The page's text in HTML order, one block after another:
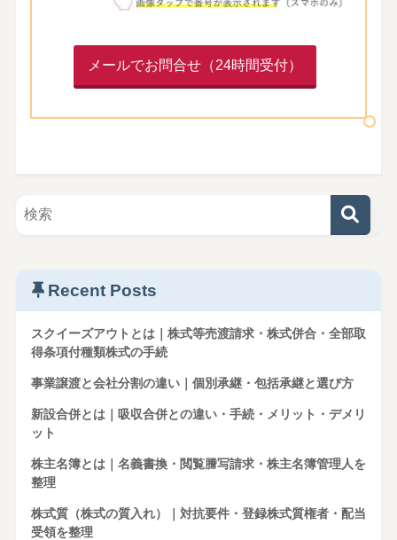
メールでお問合せ（24時間受付）
Recent Posts
スクイーズアウトとは｜株式等売渡請求・株式併合・全部取
得条項付種類株式の手続
事業譲渡と会社分割の違い｜個別承継・包括承継と選び方
新設合併とは｜吸収合併との違い・手続・メリット・デメリ
ット
株主名簿とは｜名義書換・閲覧謄写請求・株主名簿管理人を
整理
株式質（株式の質入れ）｜対抗要件・登録株式質権者・配当
受領を整理